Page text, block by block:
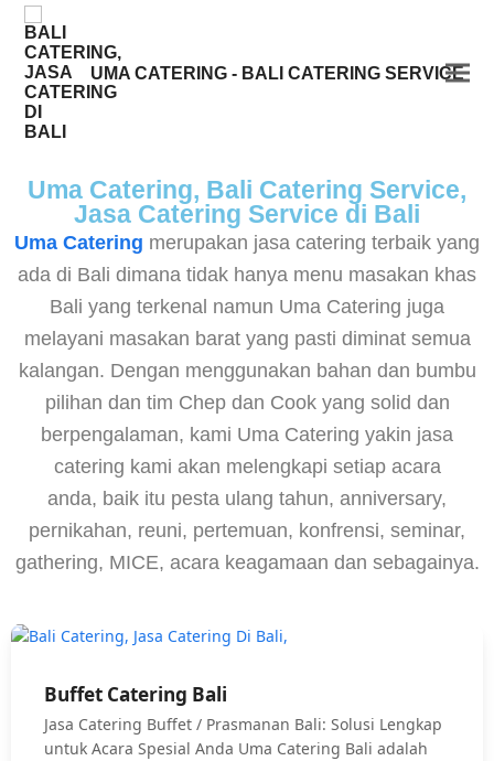
UMA CATERING - BALI CATERING SERVICE
Uma Catering, Bali Catering Service,
Jasa Catering Service di Bali
Uma Catering merupakan jasa catering terbaik yang
ada di Bali dimana tidak hanya menu masakan khas
Bali yang terkenal namun Uma Catering juga
melayani masakan barat yang pasti diminat semua
kalangan. Dengan menggunakan bahan dan bumbu
pilihan dan tim Chep dan Cook yang solid dan
berpengalaman, kami Uma Catering yakin jasa
catering kami akan melengkapi setiap acara
anda, baik itu pesta ulang tahun, anniversary,
pernikahan, reuni, pertemuan, konfrensi, seminar,
gathering, MICE, acara keagamaan dan sebagainya.
Buffet Catering Bali
Jasa Catering Buffet / Prasmanan Bali: Solusi Lengkap
untuk Acara Spesial Anda Uma Catering Bali adalah